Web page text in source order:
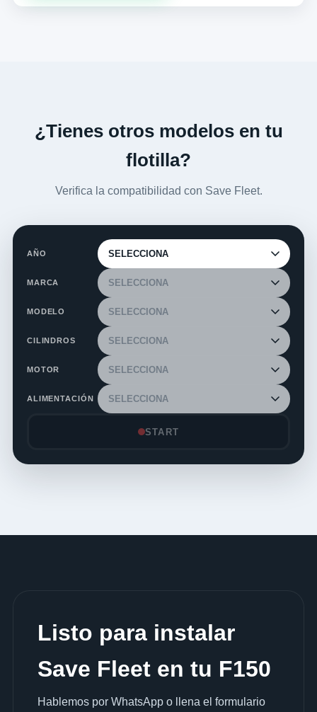
¿Tienes otros modelos en tu
flotilla?
Verifica la compatibilidad con Save Fleet.
AÑO
MARCA
MODELO
CILINDROS
MOTOR
ALIMENTACIÓN
START
Listo para instalar
Save Fleet en tu F150
Hablemos por WhatsApp o llena el formulario